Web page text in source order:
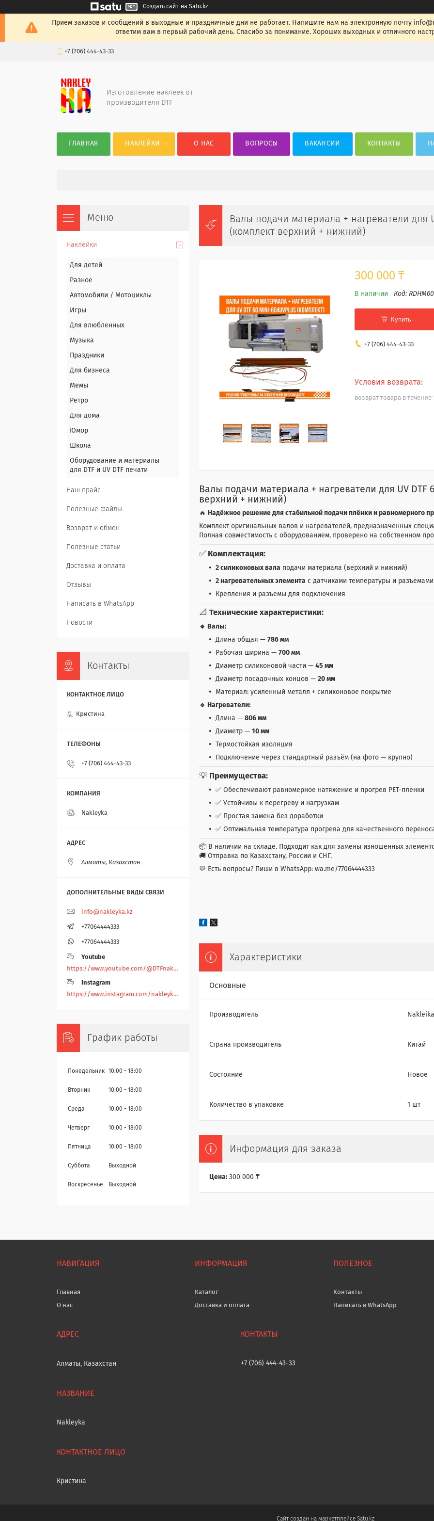
Создать сайт на Satu.kz
Прием заказов и сообщений в выходные и праздничные дни не работает. Напишите нам на электронную почту
ответим вам в первый рабочий день. Спасибо за понимание. Хороших выходных и отличного
+7 (706) 444-43-33
Изготовление наклеек от
производителя DTF
ГЛАВНАЯ НАКЛЕЙКИ О НАС ВОПРОСЫ ВАКАНСИИ КОНТАКТЫ
Валы подачи материала + нагреватели для
(комплект верхний + нижний)
300 000 ₸
В наличии Код:
Купить
+7 (706) 444-43-33
возврат товара в
Валы подачи материала + нагреватели для UV DTF
верхний + нижний)
🔥
Надёжное решение для стабильной подачи плёнки и равномерного
Комплект оригинальных валов и нагревателей, предназначенных
Полная совместимость с оборудованием, проверено на собственном
✅ Комплектация:
2 силиконовых вала подачи материала (верхний и нижний)
2 нагревательных элемента с датчиками температуры и
Крепления и разъёмы для подключения
📐 Технические характеристики:
🔹 Валы:
Длина общая — 786 мм
Рабочая ширина — 700 мм
Диаметр силиконовой части — 45 мм
Диаметр посадочных концов — 20 мм
Материал: усиленный металл + силиконовое покрытие
🔹 Нагреватели:
Длина — 806 мм
Диаметр — 10 мм
Термостойкая изоляция
Подключение через стандартный разъём (на фото — крупно)
💡 Преимущества:
✅ Обеспечивают равномерное натяжение и прогрев PET-плёнки
✅ Устойчивы к перегреву и нагрузкам
✅ Простая замена без доработки
✅ Оптимальная температура прогрева для качественного
📦 В наличии на складе. Подходит как для замены изношенных
🚚 Отправка по Казахстану, России и СНГ.
💬 Есть вопросы? Пиши в WhatsApp: wa.me/77064444333
Характеристики
Основные
Производитель Nakleika
Страна производитель Китай
Состояние Новое
Количество в упаковке 1 шт
Информация для заказа
Цена: 300 000 ₸
Наклейки
Для детей
Разное
Автомобили / Мотоциклы
Игры
Для влюбленных
Музыка
Праздники
Для бизнеса
Мемы
Ретро
Для дома
Юмор
Школа
Оборудование и материалы
для DTF и UV DTF печати
Наш прайс
Полезные файлы
Возврат и обмен
Полезные статьи
Доставка и оплата
Отзывы
Написать в WhatsApp
Новости
Контакты
Кристина
+7 (706) 444-43-33
Nakleyka
Алматы, Казахстан
info@nakleyka.kz
+77064444333
+77064444333
Youtube
https://www.youtube.com/@DTFnakleyka
Instagram
https://www.instagram.com/nakleyka/
График работы
Понедельник 10:00 18:00
Вторник 10:00 18:00
Среда 10:00 18:00
Четверг 10:00 18:00
Пятница 10:00 18:00
Суббота Выходной
Воскресенье Выходной
НАВИГАЦИЯ
Главная
О нас
ИНФОРМАЦИЯ
Каталог
Доставка и оплата
ПОЛЕЗНОЕ
Контакты
Написать в WhatsApp
Алматы, Казахстан
Nakleyka
Кристина
+7 (706) 444-43-33
Сайт создан на маркетплейсеSatu.kz